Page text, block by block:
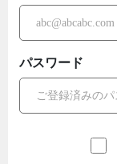
パスワード